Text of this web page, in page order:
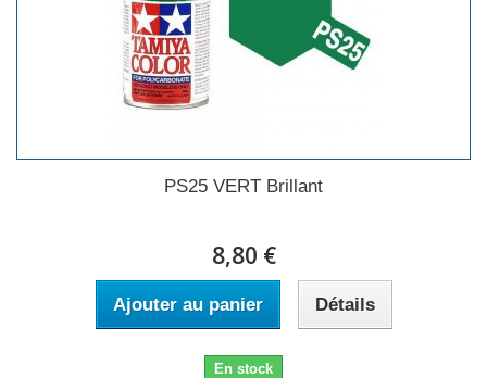
PS25 VERT Brillant
8,80 €
Ajouter au panier Détails
En stock